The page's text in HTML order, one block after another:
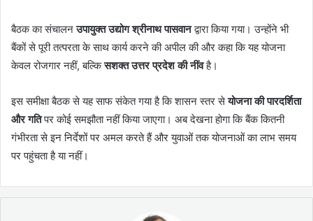
बैठक का संचालनउपायुक्त उद्योग श्रीनाथ पासवानद्वारा किया गया। उन्होंने भी
बैंकों से पूरी तत्परता के साथ कार्य करने की अपील की और कहा कि यह योजना
केवल रोजगार नहीं, बल्किसशक्त उत्तर प्रदेश की नींवहै।
इस समीक्षा बैठक से यह साफ संकेत गया है कि शासन स्तर सेयोजना की पारदर्शिता
और गतिपर कोई समझौता नहीं किया जाएगा। अब देखना होगा कि बैंक कितनी
गंभीरता से इन निर्देशों पर अमल करते हैं और युवाओं तक योजनाओं का लाभ समय
पर पहुंचता है या नहीं।